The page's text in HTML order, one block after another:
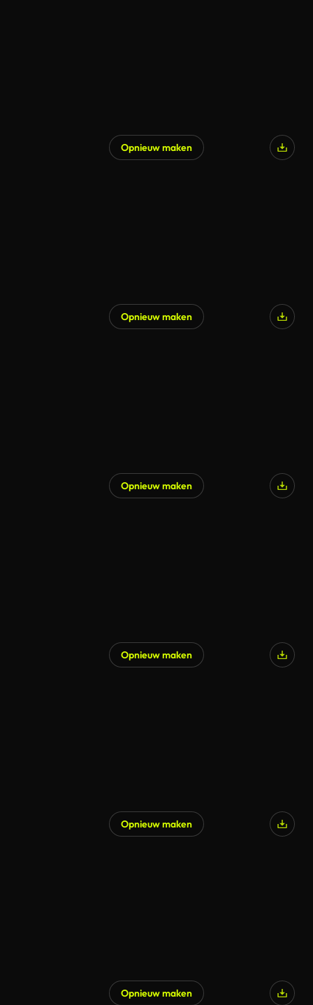
Opnieuw maken
Opnieuw maken
Opnieuw maken
Opnieuw maken
Opnieuw maken
Opnieuw maken